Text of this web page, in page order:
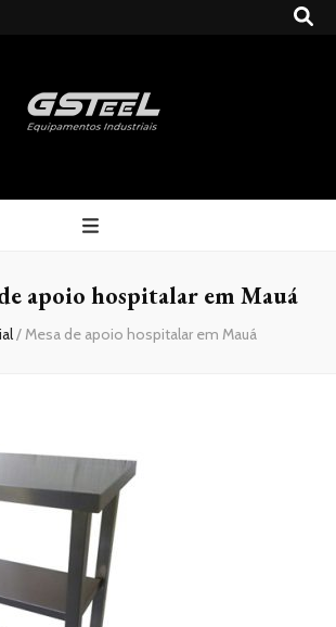
apoio hospitalar em Mauá
/Mesa de apoio hospitalar em Mauá